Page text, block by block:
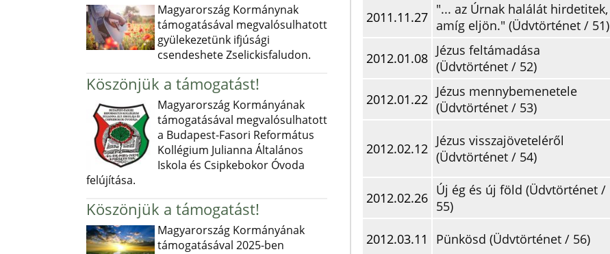
Magyarország Kormánynak
támogatásával megvalósulhatott
gyülekezetünk ifjúsági
csendeshete Zselickisfaludon.
Köszönjük a támogatást!
Magyarország Kormányának
támogatásával megvalósulhatott
a Budapest-Fasori Református
Kollégium Julianna Általános
Iskola és Csipkebokor Óvoda
felújítása.
Köszönjük a támogatást!
Magyarország Kormányának
támogatásával 2025-ben
2011.11.27 "... az Úrnak halálát hirdetitek,
amíg eljön." (Üdvtörténet / 51)
2012.01.08 Jézus feltámadása
(Üdvtörténet / 52)
2012.01.22 Jézus mennybemenetele
(Üdvtörténet / 53)
2012.02.12 Jézus visszajöveteléről
(Üdvtörténet / 54)
2012.02.26 Új ég és új föld (Üdvtörténet /
55)
2012.03.11
Pünkösd (Üdvtörténet / 56)